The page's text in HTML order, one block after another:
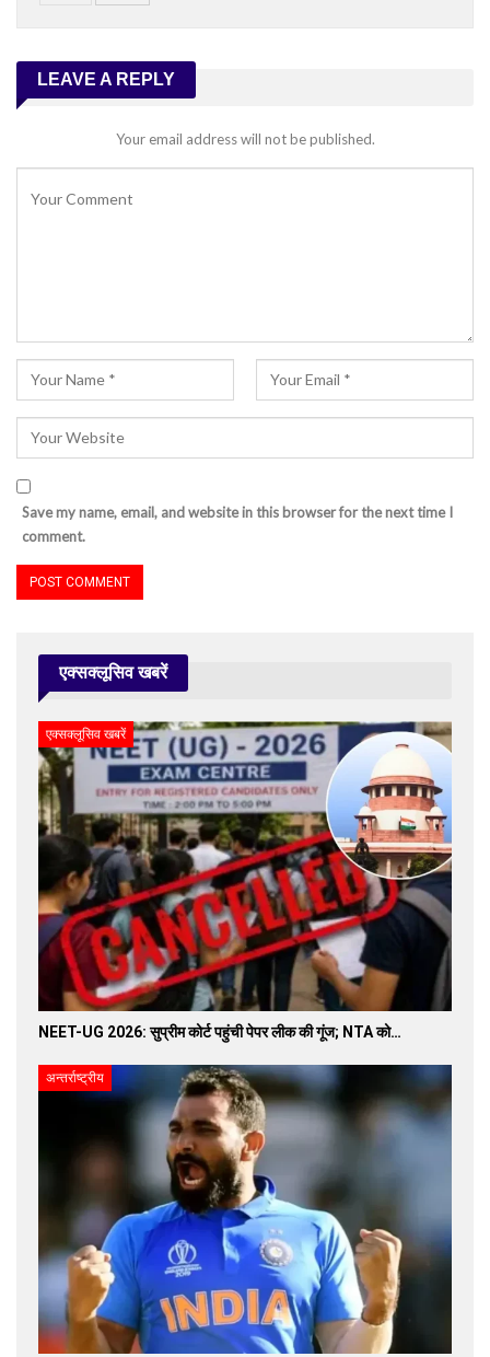
LEAVE A REPLY
Your email address will not be published.
Save my name, email, and website in this browser for the next time I
comment.
एक्सक्लूसिव खबरें
एक्सक्लूसिव खबरें
NEET-UG 2026: सुप्रीम कोर्ट पहुंची पेपर लीक की गूंज; NTA को…
अन्तर्राष्ट्रीय